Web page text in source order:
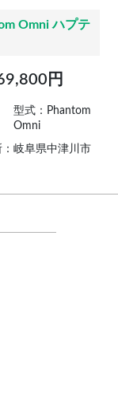
Omni ハプテ
円
型式：Phantom
Omni
岐阜県中津川市